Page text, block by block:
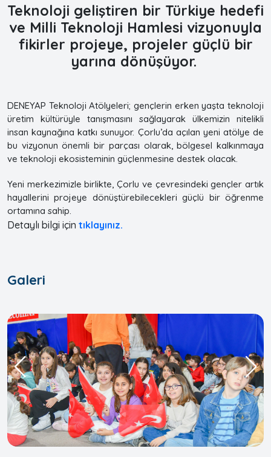
Teknoloji geliştiren bir Türkiye hedefi
ve Milli Teknoloji Hamlesi vizyonuyla
fikirler projeye, projeler güçlü bir
yarına dönüşüyor.
DENEYAP Teknoloji Atölyeleri; gençlerin erken yaşta teknoloji
üretim kültürüyle tanışmasını sağlayarak ülkemizin nitelikli
insan kaynağına katkı sunuyor. Çorlu’da açılan yeni atölye de
bu vizyonun önemli bir parçası olarak, bölgesel kalkınmaya
ve teknoloji ekosisteminin güçlenmesine destek olacak.
Yeni merkezimizle birlikte, Çorlu ve çevresindeki gençler artık
hayallerini projeye dönüştürebilecekleri güçlü bir öğrenme
ortamına sahip.
Detaylı bilgi için tıklayınız.
Galeri